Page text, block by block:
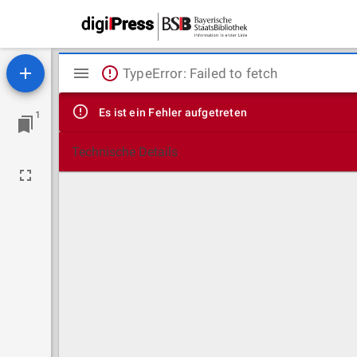
1
Mirador
Viewer
TypeError: Failed to fetch
Es ist ein Fehler aufgetreten
Technische Details